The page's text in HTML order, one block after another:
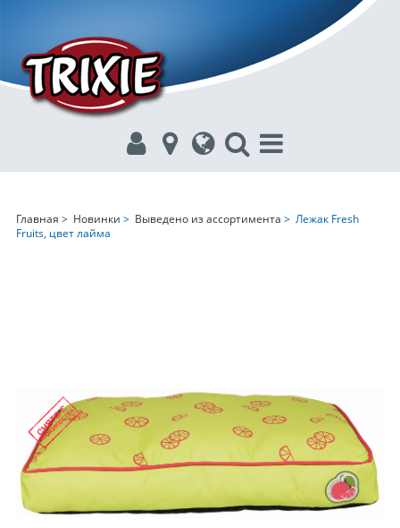
Главная > Новинки > Выведено из ассортимента > Лежак Fresh
Fruits, цвет лайма